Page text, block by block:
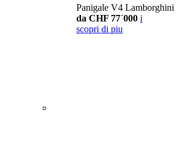
Panigale V4 Lamborghini
da CHF 77´000 i
scopri di piu